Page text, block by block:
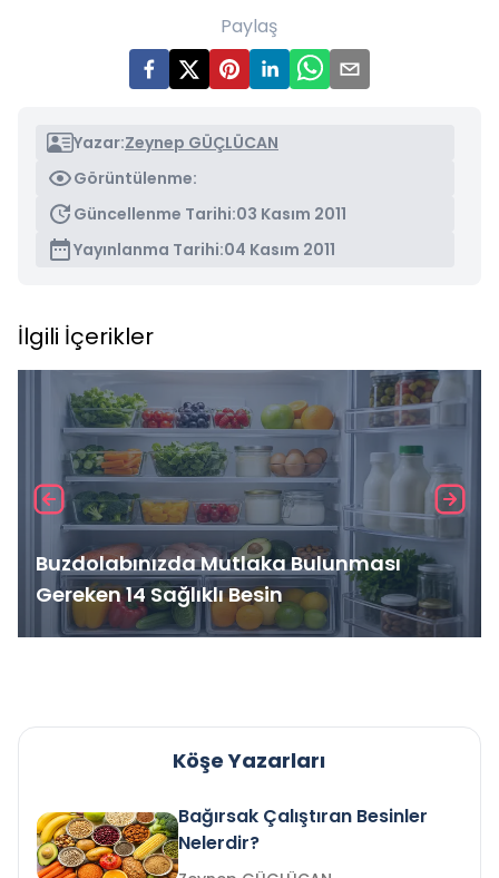
Paylaş
Yazar:Zeynep GÜÇLÜCAN
Görüntülenme:
Güncellenme Tarihi:03 Kasım 2011
Yayınlanma Tarihi:04 Kasım 2011
İlgili İçerikler
Buzdolabınızda Mutlaka Bulunması
Gereken 14 Sağlıklı Besin
Köşe Yazarları
Bağırsak Çalıştıran Besinler
Nelerdir?